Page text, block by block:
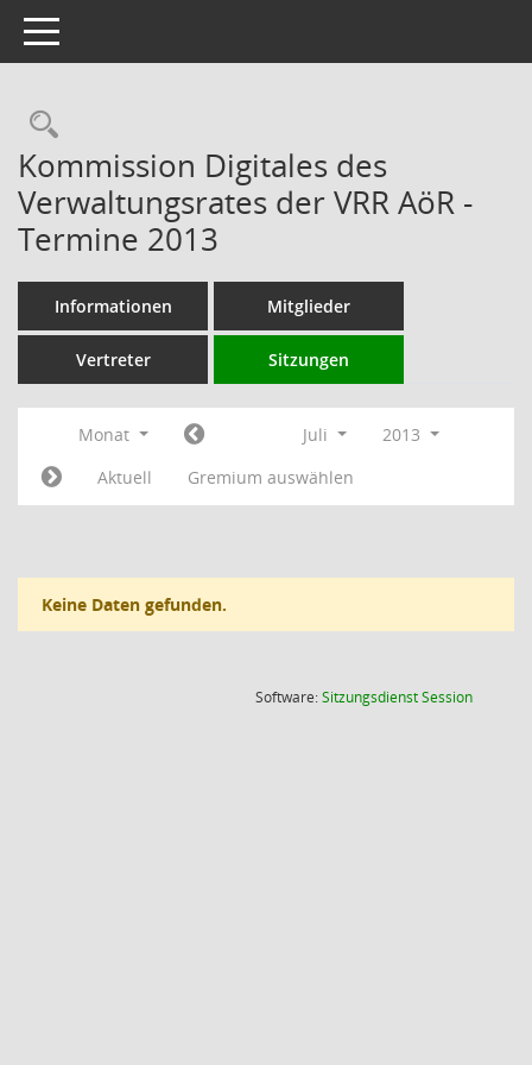
Toggle navigation
Rechercheauswahl
Kommission Digitales des
Verwaltungsrates der VRR AöR -
Termine 2013
Informationen Mitglieder
Vertreter Sitzungen
Monat Juli
2013
Aktuell
Gremium auswählen
Keine Daten gefunden.
Software:SitzungsdienstSession(Wird in